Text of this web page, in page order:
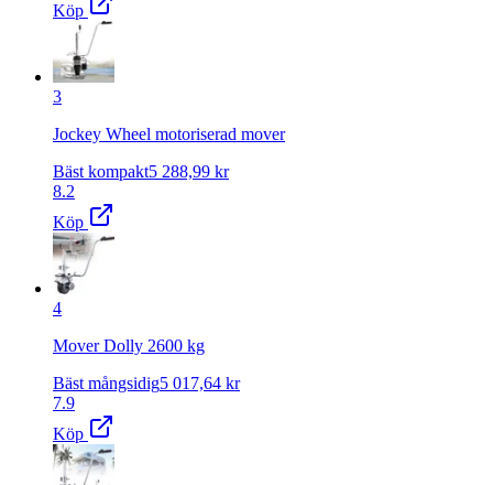
Köp
3
Jockey Wheel motoriserad mover
Bäst kompakt5 288,99 kr
8.2
Köp
4
Mover Dolly 2600 kg
Bäst mångsidig5 017,64 kr
7.9
Köp